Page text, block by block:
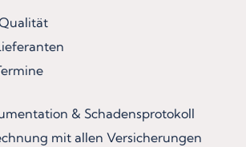
& Schadensprotokoll
mit allen Versicherungen